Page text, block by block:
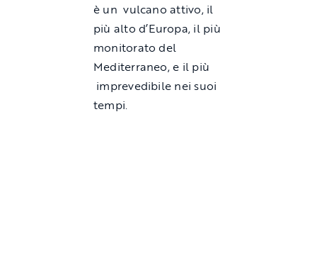
è un vulcano attivo, il
più alto d’Europa, il più
monitorato del
Mediterraneo, e il più
imprevedibile nei suoi
tempi.